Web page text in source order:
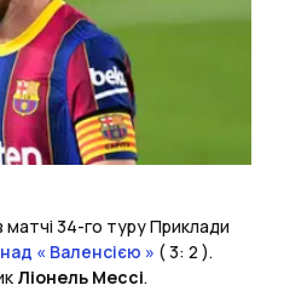
34-го туру Приклади
« Валенсією » ( 3: 2 ).
Ліонель Мессі.